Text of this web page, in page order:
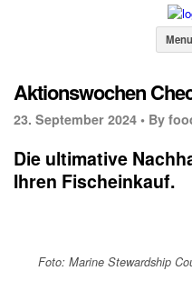
Menu
Aktionswochen
23. September 2024 • By
Die ultimative
Ihren Fischeinkauf.
Foto: Marine Stewardship